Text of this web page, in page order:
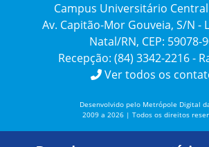
Campus Universitário Central
Av. Capitão-Mor Gouveia, S/N -
Natal/RN, CEP: 59078-
Recepção: (84) 3342-2216 -
Ver todos os
Desenvolvido pelo Metrópole Digital
2009 a 2026 | Todos os direitos